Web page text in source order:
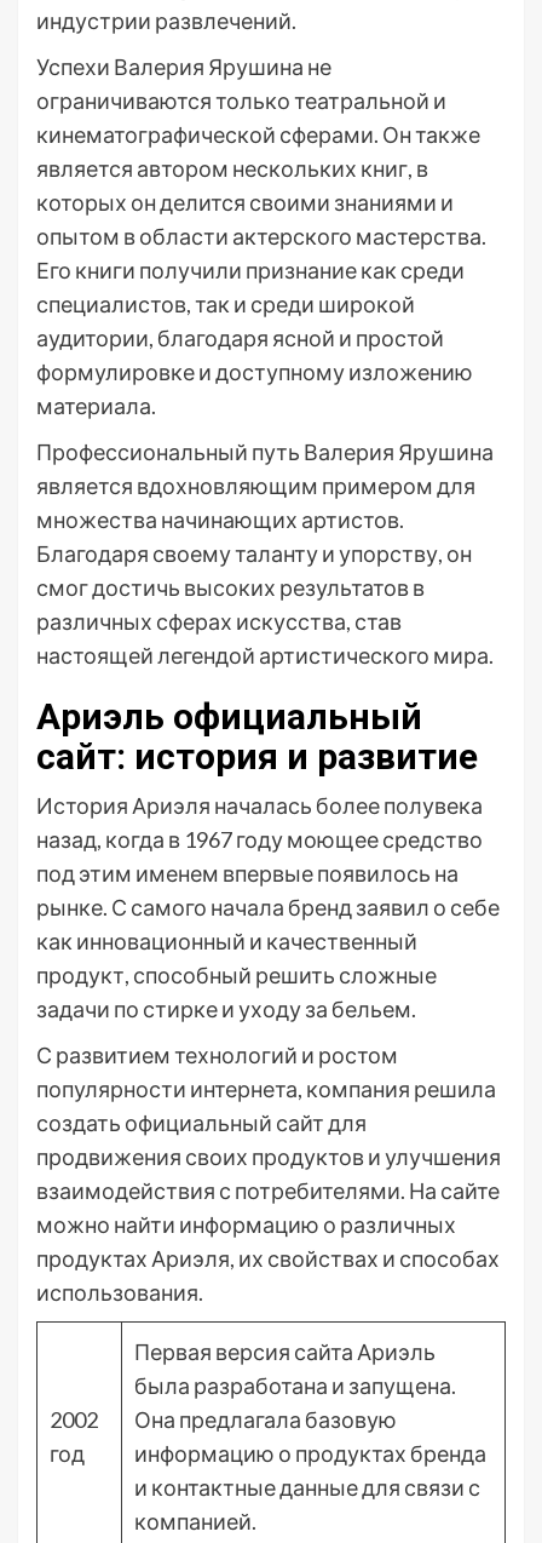
индустрии развлечений.
Успехи Валерия Ярушина не
ограничиваются только театральной и
кинематографической сферами. Он также
является автором нескольких книг, в
которых он делится своими знаниями и
опытом в области актерского мастерства.
Его книги получили признание как среди
специалистов, так и среди широкой
аудитории, благодаря ясной и простой
формулировке и доступному изложению
материала.
Профессиональный путь Валерия Ярушина
является вдохновляющим примером для
множества начинающих артистов.
Благодаря своему таланту и упорству, он
смог достичь высоких результатов в
различных сферах искусства, став
настоящей легендой артистического мира.
Ариэль официальный
сайт: история и развитие
История Ариэля началась более полувека
назад, когда в 1967 году моющее средство
под этим именем впервые появилось на
рынке. С самого начала бренд заявил о себе
как инновационный и качественный
продукт, способный решить сложные
задачи по стирке и уходу за бельем.
С развитием технологий и ростом
популярности интернета, компания решила
создать официальный сайт для
продвижения своих продуктов и улучшения
взаимодействия с потребителями. На сайте
можно найти информацию о различных
продуктах Ариэля, их свойствах и способах
использования.
2002
год
Первая версия сайта Ариэль
была разработана и запущена.
Она предлагала базовую
информацию о продуктах бренда
и контактные данные для связи с
компанией.